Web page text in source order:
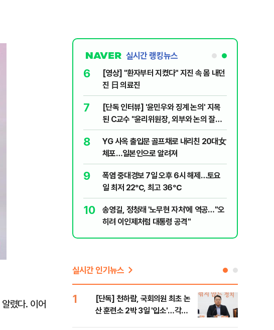
렸다. 이어
실시간 랭킹뉴스
회의원 최초 논산 훈련소
개전투·야간행군 한다
'조희대 탄핵' 외치자…與
시 대법관 제청하라"
었는데"...전문가가 경고한
험
세제개편에 개미
6
[영상] "환자부터 지켰다" 지진 속 몸 내던
진 日 의료진
7
[단독 인터뷰] '윤민우와 징계 논의' 지목
된 C교수 "윤리위원장, 외부와 논의 잘못
된 행위"
8
YG 사옥 출입문 골프채로 내리친 20대女
체포…일본인으로 알려져
9
폭염 중대경보 7일 오후 6시 해제…토요
일 최저 22℃, 최고 36℃
10
송영길, 정청래 '노무현 자처'에 역공…"오
히려 이인제처럼 대통령 공격"
실시간 인기뉴스
1
[단독] 천하람, 국회의원 최초 논
산 훈련소 2박 3일 '입소'…각개